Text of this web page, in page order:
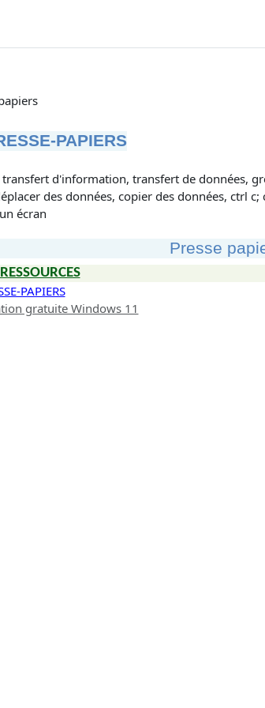
PAPIERS
transfert d'information, transfert de données,
des données, copier des données, ctrl
écran
Presse
PAPIERS
gratuite Windows 11